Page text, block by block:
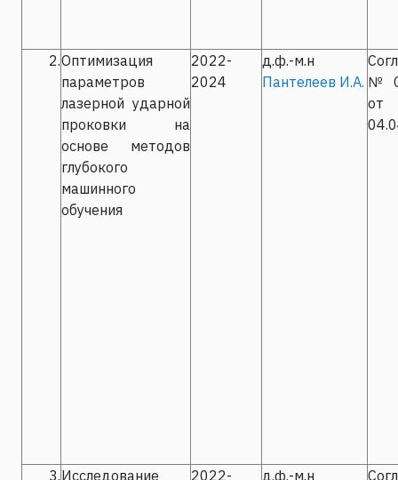
2.Оптимизация
параметров
лазерной ударной
проковки на
основе методов
глубокого
машинного
обучения
2022-
2024
д.ф.-м.н
Пантелеев И.А.
от
3.Исследование
2022-
д.ф.-м.н